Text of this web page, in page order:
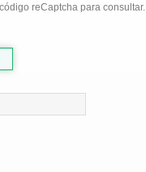
reCaptcha para consultar.